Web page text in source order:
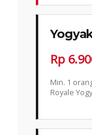
Rp
Min. 1
Royale